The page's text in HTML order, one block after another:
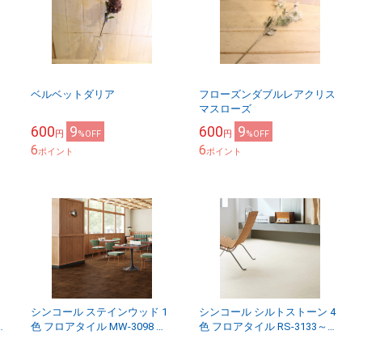
ベルベットダリア
600円 9%OFF
6ポイント
フローズンダブルレアクリス
マスローズ
600円 9%OFF
6ポイント
シンコール ステインウッド 1
色 フロアタイル MW-3098 マ
シンコール シルトストーン 4
色 フロアタイル RS-3133～